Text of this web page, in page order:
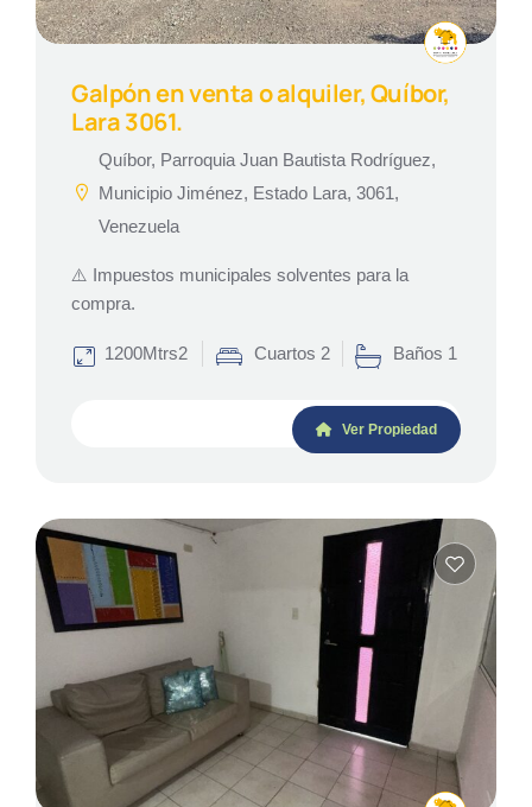
Galpón en venta o alquiler, Quíbor,
Lara 3061.
Quíbor, Parroquia Juan Bautista Rodríguez,
Municipio Jiménez, Estado Lara, 3061,
Venezuela
⚠️ Impuestos municipales solventes para la
compra.
1200Mtrs2 Cuartos 2 Baños 1
Ver Propiedad